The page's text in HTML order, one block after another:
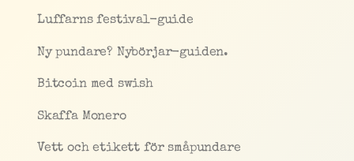
Luffarns festival-guide
Ny pundare? Nybörjar-guiden.
Bitcoin med swish
Skaffa Monero
Vett och etikett för småpundare